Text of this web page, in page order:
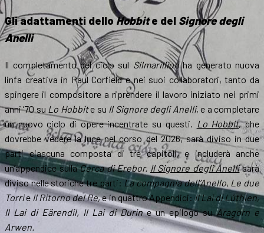
Gli adattamenti delloHobbite del Signore degli
Anelli
Il completamento del ciclo sul Silmarillionha generato nuova
linfa creativa in Paul Corfield e nei suoi collaboratori, tanto da
spingere il compositore a riprendere il lavoro iniziato nei primi
anni ’70 su Lo Hobbite su Il Signore degli Anelli, e a completare
un nuovo ciclo di opere incentrate su questi. Lo Hobbit, che
dovrebbe vedere la luce nel corso del 2026, sarà diviso in due
parti ciascuna composta di tre capitoli, e includerà anche
un’appendice sullaCerca di Erebor. Il Signore degli Anellisarà
diviso nelle storiche tre parti:La compagnia dell’Anello, Le due
Torrie Il Ritorno del Re, e in quattro Appendici:Il Lai di Lúthien,
Il Lai di Eärendil, Il Lai di Durine un epilogo suAragorn e
Arwen.